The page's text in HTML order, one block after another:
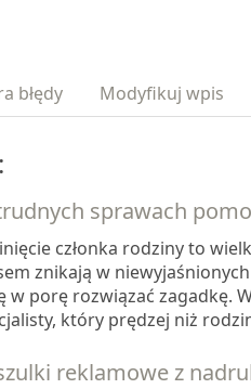
błędy Modyfikuj wpis
sprawach
członka rodziny to
znikają w
w porę rozwiązać zagadkę.
który prędzej niż
reklamowe z